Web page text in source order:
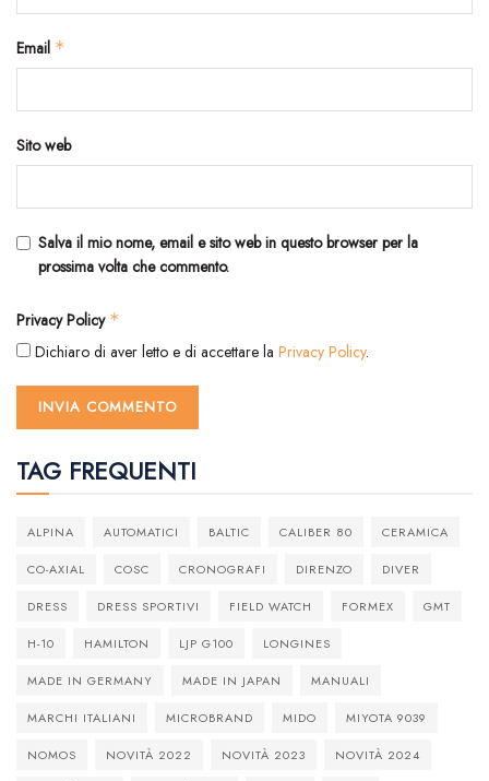
Email *
Sito web
Salva il mio nome, email e sito web in questo browser per la
prossima volta che commento.
Privacy Policy *
Dichiaro di aver letto e di accettare la Privacy Policy.
TAG FREQUENTI
ALPINA AUTOMATICI BALTIC CALIBER 80 CERAMICA
CO-AXIAL COSC CRONOGRAFI DIRENZO DIVER
DRESS DRESS SPORTIVI FIELD WATCH FORMEX GMT
H-10 HAMILTON LJP G100 LONGINES
MADE IN GERMANY MADE IN JAPAN MANUALI
MARCHI ITALIANI MICROBRAND MIDO MIYOTA 9039
NOMOS NOVITÀ 2022 NOVITÀ 2023 NOVITÀ 2024